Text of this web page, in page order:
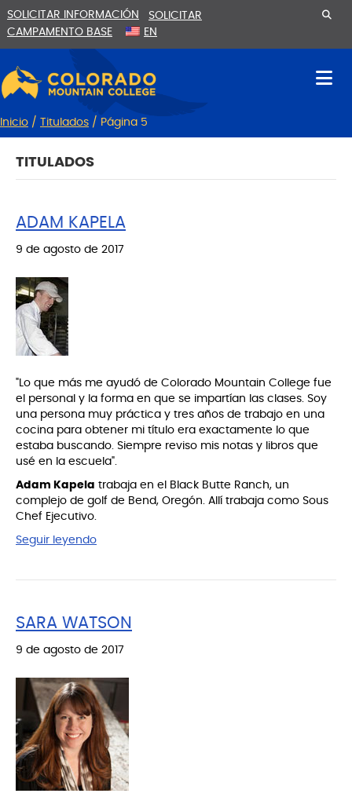
al
contenido
la
SOLICITAR INFORMACIÓN
SOLICITAR
CAMPAMENTO BASE
EN
Inicio / Titulados / Página 5
TITULADOS
ADAM KAPELA
9 de agosto de 2017
"Lo que más me ayudó de Colorado Mountain College fue
el personal y la forma en que se impartían las clases. Soy
una persona muy práctica y tres años de trabajo en una
cocina para obtener mi título era exactamente lo que
estaba buscando. Siempre reviso mis notas y libros que
usé en la escuela".
Adam Kapela trabaja en el Black Butte Ranch, un
complejo de golf de Bend, Oregón. Allí trabaja como Sous
Chef Ejecutivo.
Seguir leyendo
SARA WATSON
9 de agosto de 2017